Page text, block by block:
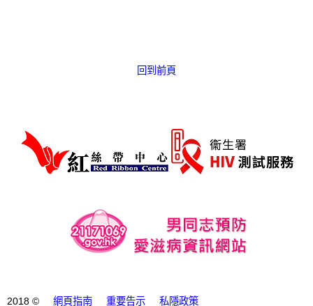
回到前頁
2018 © 網頁指南 重要告示 私隱政策